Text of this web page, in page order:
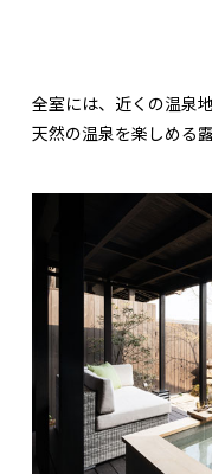
全室には、近くの温泉
天然の温泉を楽しめる